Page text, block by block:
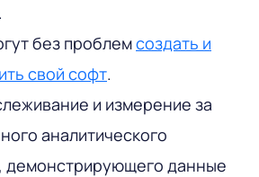
без проблемсоздать и
свой софт.
и измерение за
аналитического
демонстрирующего данные